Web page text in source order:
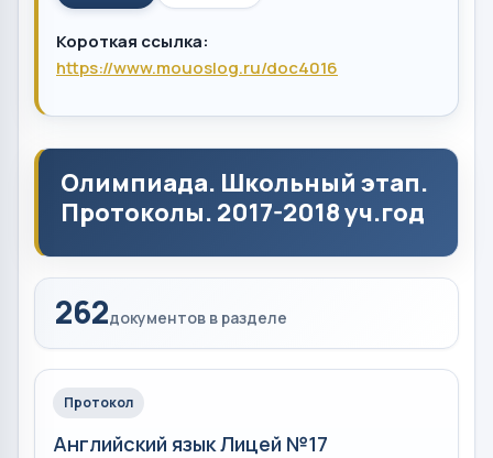
Короткая ссылка:
https://www.mouoslog.ru/doc4016
Олимпиада. Школьный этап.
Протоколы. 2017-2018 уч.год
262документов в разделе
Протокол
Английский язык Лицей №17